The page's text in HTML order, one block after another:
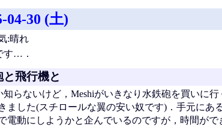
04-30 (土)
:晴れ
す…．
と飛行機と
知らないけど，Meshiがいきなり水鉄砲を買いに
ました(スチロールな翼の安い奴です)．手元に
電動にしようかと企んでいるのですが，時間が